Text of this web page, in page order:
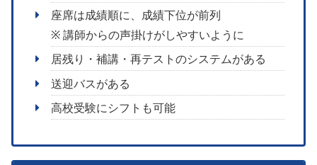
座席は成績順に、成績下位が前列
※ 講師からの声掛けがしやすいように
居残り・補講・再テストのシステムがある
送迎バスがある
高校受験にシフトも可能